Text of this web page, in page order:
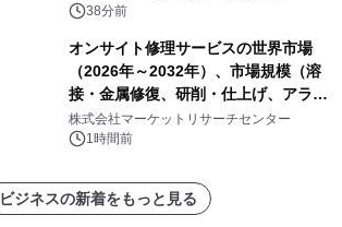
38分前
オンサイト修理サービスの世界市場
（2026年～2032年）、市場規模（溶
接・金属修復、研削・仕上げ、アライ
メント、その他）・分析レポートを発
表
株式会社マーケットリサーチセンター
1時間前
ビジネスの新着をもっと見る